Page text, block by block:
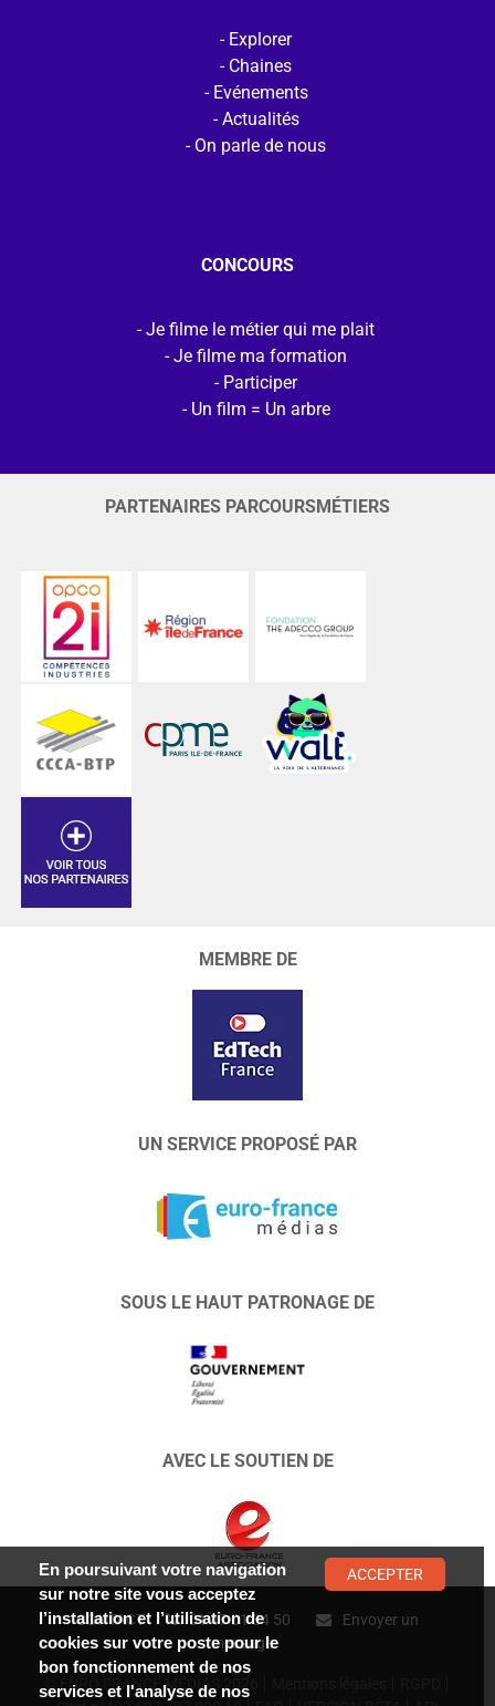
Explorer
Chaines
Evénements
Actualités
On parle de nous
CONCOURS
Je filme le métier qui me plait
Je filme ma formation
Participer
Un film = Un arbre
PARTENAIRES PARCOURSMÉTIERS
MEMBRE DE
UN SERVICE PROPOSÉ PAR
SOUS LE HAUT PATRONAGE DE
AVEC LE SOUTIEN DE
CONTACT : 01 47 01 34 50
Envoyer un
message
© EURO FRANCE MÉDIAS 2026
En poursuivant votre navigation
sur notre site vous acceptez
l’installation et l’utilisation de
cookies sur votre poste pour le
bon fonctionnement de nos
services et l'analyse de nos
ACCEPTER